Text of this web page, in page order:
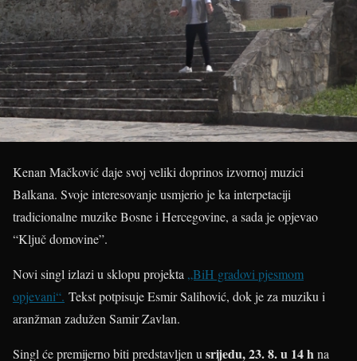
Kenan Mačković daje svoj veliki doprinos izvornoj muzici
Balkana. Svoje interesovanje usmjerio je ka interpetaciji
tradicionalne muzike Bosne i Hercegovine, a sada je opjevao
“Ključ domovine”.
Novi singl izlazi u sklopu projekta „BiH gradovi pjesmom
opjevani“. Tekst potpisuje Esmir Salihović, dok je za muziku i
aranžman zadužen Samir Zavlan.
Singl će premijerno biti predstavljen u srijedu, 23. 8. u 14 hna